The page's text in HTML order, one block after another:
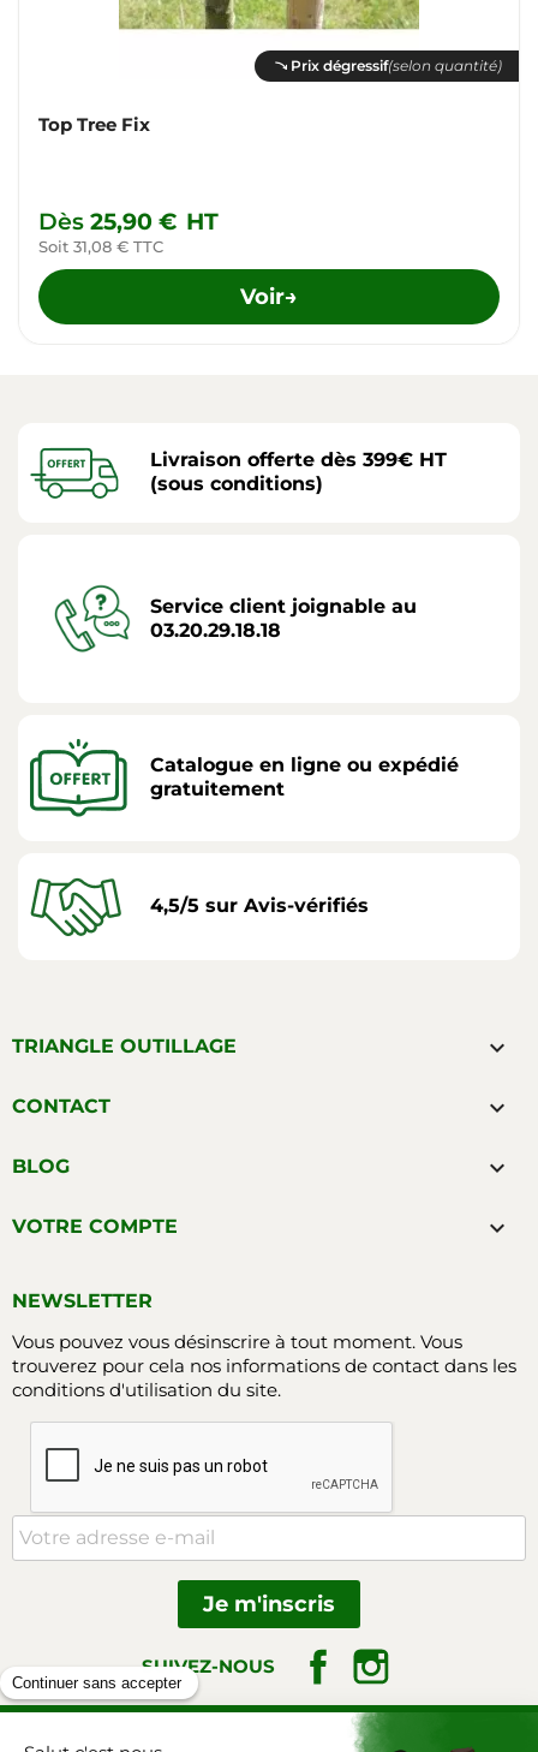
Prix dégressif(selon quantité)
Top Tree Fix
Dès 25,90 € HT
Soit 31,08 € TTC
Voir→
Livraison offerte dès 399€ HT
(sous conditions)
Service client joignable au
03.20.29.18.18
Catalogue en ligne ou expédié
gratuitement
4,5/5 sur Avis-vérifiés
TRIANGLE OUTILLAGE 
CONTACT 
BLOG 
VOTRE COMPTE 
NEWSLETTER
Vous pouvez vous désinscrire à tout moment. Vous
trouverez pour cela nos informations de contact dans les
conditions d'utilisation du site.
SUIVEZ-NOUS Facebook
Triangle-outillage.com